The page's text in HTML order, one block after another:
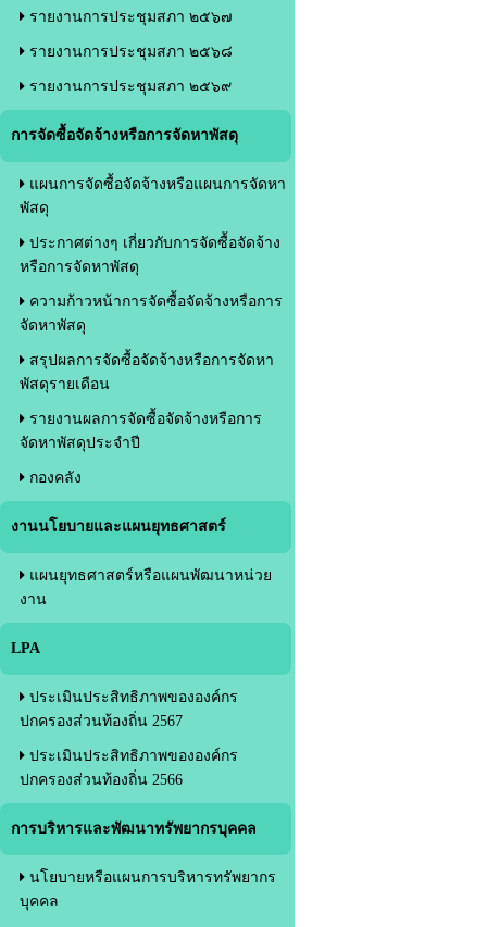
รายงานการประชุมสภา ๒๕๖๗
รายงานการประชุมสภา ๒๕๖๘
รายงานการประชุมสภา ๒๕๖๙
การจัดซื้อจัดจ้างหรือการจัดหาพัสดุ
แผนการจัดซื้อจัดจ้างหรือแผนการจัดหา
พัสดุ
ประกาศต่างๆ เกี่ยวกับการจัดซื้อจัดจ้าง
หรือการจัดหาพัสดุ
ความก้าวหน้าการจัดซื้อจัดจ้างหรือการ
จัดหาพัสดุ
สรุปผลการจัดซื้อจัดจ้างหรือการจัดหา
พัสดุรายเดือน
รายงานผลการจัดซื้อจัดจ้างหรือการ
จัดหาพัสดุประจำปี
กองคลัง
งานนโยบายและแผนยุทธศาสตร์
แผนยุทธศาสตร์หรือแผนพัฒนาหน่วย
งาน
LPA
ประเมินประสิทธิภาพขององค์กร
ปกครองส่วนท้องถิ่น 2567
ประเมินประสิทธิภาพขององค์กร
ปกครองส่วนท้องถิ่น 2566
การบริหารและพัฒนาทรัพยากรบุคคล
นโยบายหรือแผนการบริหารทรัพยากร
บุคคล